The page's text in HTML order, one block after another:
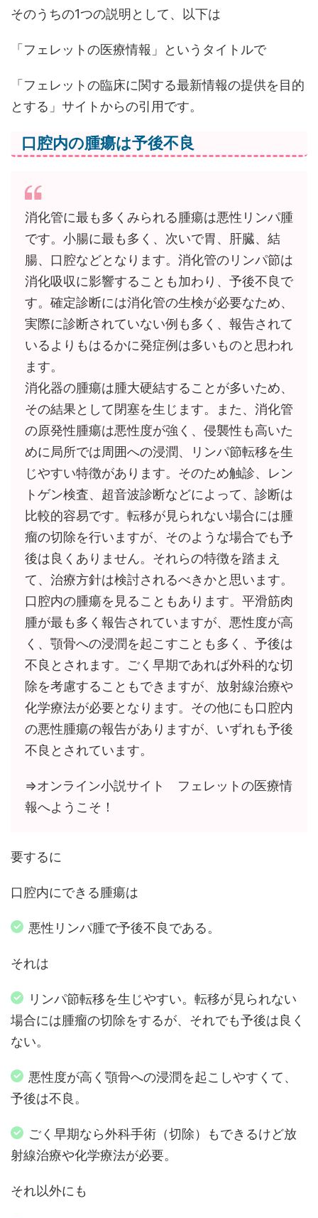
そのうちの1つの説明として、以下は
「フェレットの医療情報」というタイトルで
「フェレットの臨床に関する最新情報の提供を目的
とする」サイトからの引用です。
口腔内の腫瘍は予後不良
消化管に最も多くみられる腫瘍は悪性リンパ腫
です。小腸に最も多く、次いで胃、肝臓、結
腸、口腔などとなります。消化管のリンパ節は
消化吸収に影響することも加わり、予後不良で
す。確定診断には消化管の生検が必要なため、
実際に診断されていない例も多く、報告されて
いるよりもはるかに発症例は多いものと思われ
ます。
消化器の腫瘍は腫大硬結することが多いため、
その結果として閉塞を生じます。また、消化管
の原発性腫瘍は悪性度が強く、侵襲性も高いた
めに局所では周囲への浸潤、リンパ節転移を生
じやすい特徴があります。そのため触診、レン
トゲン検査、超音波診断などによって、診断は
比較的容易です。転移が見られない場合には腫
瘤の切除を行いますが、そのような場合でも予
後は良くありません。それらの特徴を踏まえ
て、治療方針は検討されるべきかと思います。
口腔内の腫瘍を見ることもあります。平滑筋肉
腫が最も多く報告されていますが、悪性度が高
く、顎骨への浸潤を起こすことも多く、予後は
不良とされます。ごく早期であれば外科的な切
除を考慮することもできますが、放射線治療や
化学療法が必要となります。その他にも口腔内
の悪性腫瘍の報告がありますが、いずれも予後
不良とされています。
⇒オンライン小説サイト フェレットの医療情
報へようこそ！
要するに
口腔内にできる腫瘍は
悪性リンパ腫で予後不良である。
それは
リンパ節転移を生じやすい。転移が見られない
場合には腫瘤の切除をするが、それでも予後は良く
ない。
悪性度が高く顎骨への浸潤を起こしやすくて、
予後は不良。
ごく早期なら外科手術（切除）もできるけど放
射線治療や化学療法が必要。
それ以外にも